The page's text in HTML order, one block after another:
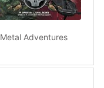
Metal Adventures